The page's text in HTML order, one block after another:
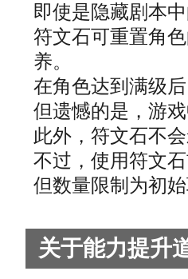
即使是隐藏剧本
符文石可重置角
养。
在角色达到满级
但遗憾的是，游
此外，符文石不
不过，使用符文
但数量限制为初
关于能力提升